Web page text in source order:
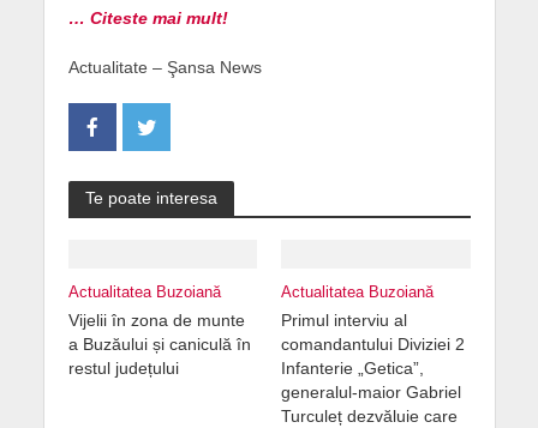
… Citeste mai mult!
Actualitate – Şansa News
Te poate interesa
Actualitatea Buzoiană
Vijelii în zona de munte
a Buzăului și caniculă în
restul județului
Actualitatea Buzoiană
Primul interviu al
comandantului Diviziei 2
Infanterie „Getica”,
generalul-maior Gabriel
Turculeț dezvăluie care